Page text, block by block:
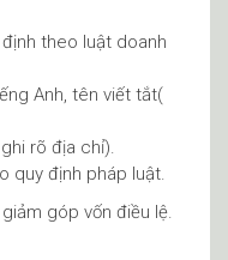
theo luật doanh
Anh, tên viết tắt(
rõ địa chỉ).
quy định pháp luật.
góp vốn điều lệ.